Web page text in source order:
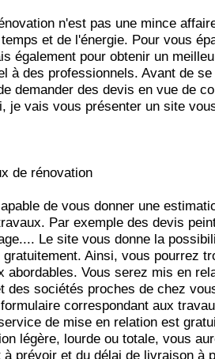
n'est pas une mince
et de l'énergie. Pour vous
également pour obtenir un
à des professionnels. Avant de
demander des devis en vue de
je vais vous présenter un site
de rénovation
de vous donner une
Par exemple des devis
Le site vous donne la
gratuitement. Ainsi, vous pourrez
abordables. Vous serez mis en
sociétés proches de chez
correspondant aux
de mise en relation est
légère, lourde ou totale, vous
à prévoir et du délai de livraison à